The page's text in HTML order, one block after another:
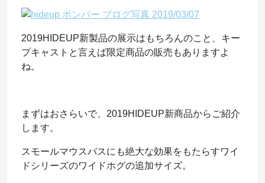
2019HIDEUP新製品の展示はもちろんのこと、キー
プキャストと言えば限定商品の販売もありますよ
ね。
まずはおさらいで、2019HIDEUP新商品からご紹介
します。
スモールマウスバスにも絶大な効果をもたらすワイ
ドシリーズのワイドホグの追加サイズ。